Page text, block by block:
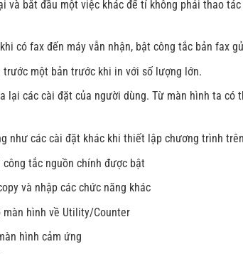
và bắt đầu một việc khác để tí không phải thao
có fax đến máy vẫn nhận, bật công tắc bản fax
một bản trước khi in với số lượng lớn.
lại các cài đặt của người dùng. Từ màn hình ta có
như các cài đặt khác khi thiết lập chương trình
tắc nguồn chính được bật
và nhập các chức năng khác
màn hình về Utility/Counter
hình cảm ứng